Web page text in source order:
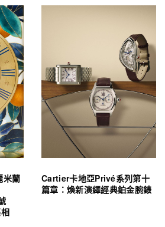
米蘭
Cartier卡地亞Privé系列第十
篇章：煥新演繹經典鉑金腕錶